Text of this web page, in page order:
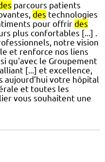
parcours patients
des technologies
pour offrir des
plus confortables [...] .
notre vision
et renforce nos liens
qu'avec le Groupement
[...] et excellence,
aujourd’hui votre hôpital
et toutes les
vous souhaitent une